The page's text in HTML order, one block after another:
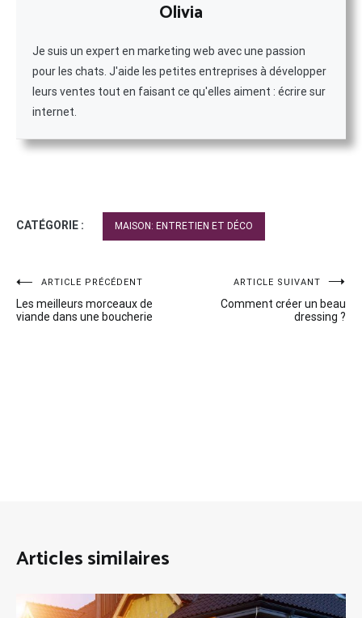
Olivia
Je suis un expert en marketing web avec une passion
pour les chats. J'aide les petites entreprises à développer
leurs ventes tout en faisant ce qu'elles aiment : écrire sur
internet.
CATÉGORIE : MAISON: ENTRETIEN ET DÉCO
Navigation
de
ARTICLE PRÉCÉDENT
Les meilleurs morceaux de
viande dans une boucherie
ARTICLE SUIVANT
Comment créer un beau
dressing ?
Articles similaires